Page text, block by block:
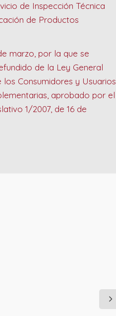
de Inspección Técnica
de Productos
marzo, por la que se
de la Ley General
Consumidores y Usuarios
aprobado por el
1/2007, de 16 de